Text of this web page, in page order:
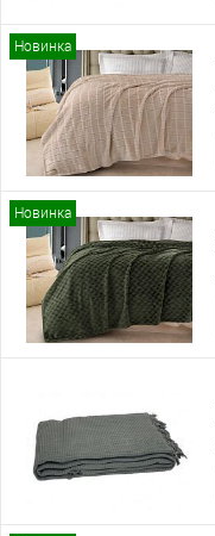
Новинка
Новинка